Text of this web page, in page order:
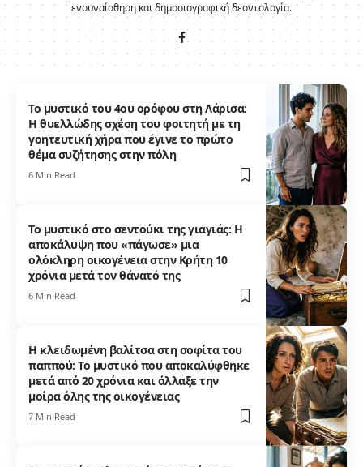
ενσυναίσθηση και δημοσιογραφική δεοντολογία.
Το μυστικό του 4ου ορόφου στη Λάρισα:
Η θυελλώδης σχέση του φοιτητή με τη
γοητευτική χήρα που έγινε το πρώτο
θέμα συζήτησης στην πόλη
6 Min Read
Το μυστικό στο σεντούκι της γιαγιάς: Η
αποκάλυψη που «πάγωσε» μια
ολόκληρη οικογένεια στην Κρήτη 10
χρόνια μετά τον θάνατό της
6 Min Read
Η κλειδωμένη βαλίτσα στη σοφίτα του
παππού: Το μυστικό που αποκαλύφθηκε
μετά από 20 χρόνια και άλλαξε την
μοίρα όλης της οικογένειας
7 Min Read